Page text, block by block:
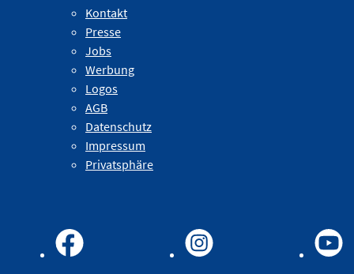
Kontakt
Presse
Jobs
Werbung
Logos
AGB
Datenschutz
Impressum
Privatsphäre